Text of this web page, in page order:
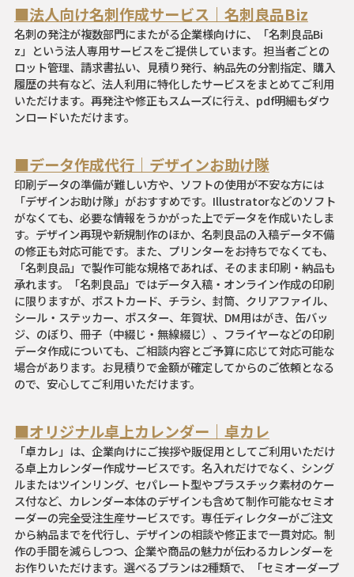
■法人向け名刺作成サービス｜名刺良品Biz
名刺の発注が複数部門にまたがる企業様向けに、「名刺良品Bi
z」という法人専用サービスをご提供しています。担当者ごとの
ロット管理、請求書払い、見積り発行、納品先の分割指定、購入
履歴の共有など、法人利用に特化したサービスをまとめてご利用
いただけます。再発注や修正もスムーズに行え、pdf明細もダウ
ンロードいただけます。
■データ作成代行｜デザインお助け隊
印刷データの準備が難しい方や、ソフトの使用が不安な方には
「デザインお助け隊」がおすすめです。Illustratorなどのソフト
がなくても、必要な情報をうかがった上でデータを作成いたしま
す。デザイン再現や新規制作のほか、名刺良品の入稿データ不備
の修正も対応可能です。また、プリンターをお持ちでなくても、
「名刺良品」で製作可能な規格であれば、そのまま印刷・納品も
承れます。「名刺良品」ではデータ入稿・オンライン作成の印刷
に限りますが、ポストカード、チラシ、封筒、クリアファイル、
シール・ステッカー、ポスター、年賀状、DM用はがき、缶バッ
ジ、のぼり、冊子（中綴じ・無線綴じ）、フライヤーなどの印刷
データ作成についても、ご相談内容とご予算に応じて対応可能な
場合があります。お見積りで金額が確定してからのご依頼となる
ので、安心してご利用いただけます。
■オリジナル卓上カレンダー｜卓カレ
「卓カレ」は、企業向けにご挨拶や販促用としてご利用いただけ
る卓上カレンダー作成サービスです。名入れだけでなく、シング
ルまたはツインリング、セパレート型やプラスチック素材のケー
ス付など、カレンダー本体のデザインも含めて制作可能なセミオ
ーダーの完全受注生産サービスです。専任ディレクターがご注文
から納品までを代行し、デザインの相談や修正まで一貫対応。制
作の手間を減らしつつ、企業や商品の魅力が伝わるカレンダーを
お作りいただけます。選べるプランは2種類で、「セミオーダープ